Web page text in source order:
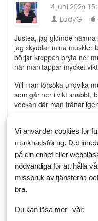
4 juni 2026
LadyG
Justea, jag glömde
jag skyddar mina muskler
börjar kroppen bryta ner
när man tappar mycket
Vill man försöka undvika
som går ner i vikt snabbt,
veckan där man tränar
4 juni 2026
LadyG
Lycka till du också
Vi använder cookies för
marknadsföring. Det
på din enhet eller
nödvändiga för att hålla
missbruk av tjänsterna
bra.
Du kan läsa mer i vår: